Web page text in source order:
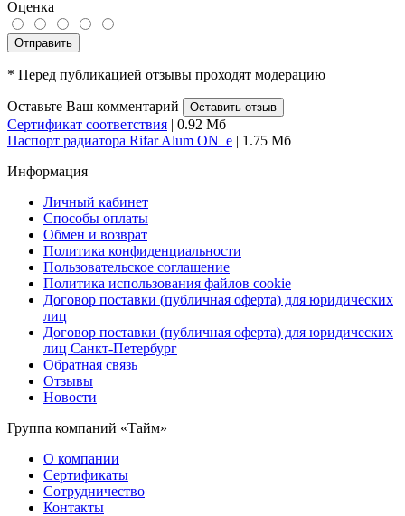
Оценка
Отправить
* Перед публикацией отзывы проходят модерацию
Оставьте Ваш комментарий Оставить отзыв
Сертификат соответствия | 0.92 Мб
Паспорт радиатора Rifar Alum ON_e | 1.75 Мб
Информация
Личный кабинет
Способы оплаты
Обмен и возврат
Политика конфиденциальности
Пользовательское соглашение
Политика использования файлов cookie
Договор поставки (публичная оферта) для юридических
лиц
Договор поставки (публичная оферта) для юридических
лиц Санкт-Петербург
Обратная связь
Отзывы
Новости
Группа компаний «Тайм»
О компании
Сертификаты
Сотрудничество
Контакты